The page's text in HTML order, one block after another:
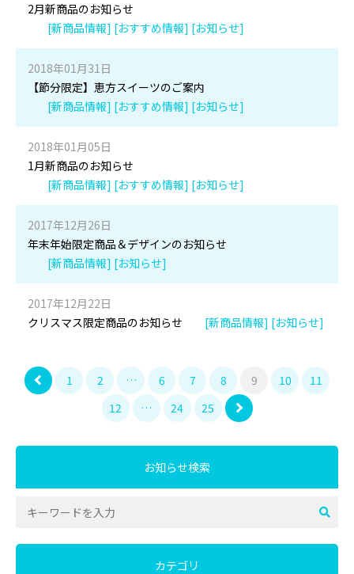
2月新商品のお知らせ
[新商品情報] [おすすめ情報] [お知らせ]
2018年01月31日
【節分限定】恵方スイーツのご案内
[新商品情報] [おすすめ情報] [お知らせ]
2018年01月05日
1月新商品のお知らせ
[新商品情報] [おすすめ情報] [お知らせ]
2017年12月26日
年末年始限定商品＆デザインのお知らせ
[新商品情報] [お知らせ]
2017年12月22日
クリスマス限定商品のお知らせ
[新商品情報] [お知らせ]
1 2 … 6 7 8 9 10
11
12
… 24 25
お知らせ検索
カテゴリ